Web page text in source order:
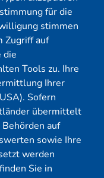
für die
stimmen
Zugriff auf
die
Tools zu. Ihre
Ihrer
Sofern
übermittelt
auf
sowie Ihre
werden
Sie in